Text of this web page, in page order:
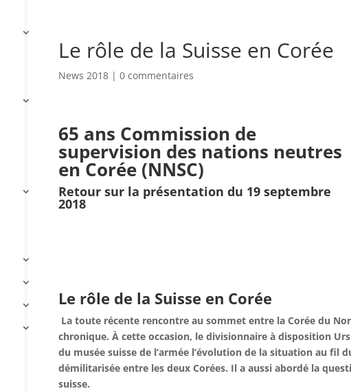
Le rôle de la Suisse en Corée
News 2018 |0 commentaires
65 ans Commission de
supervision des nations neutres
en Corée (NNSC)
Retour sur la présentation du 19 septembre
2018
Le rôle de la Suisse en Corée
La toute récente rencontre au sommet entre la Corée du
chronique. À cette occasion, le divisionnaire à disposition
du musée suisse de l’armée l’évolution de la situation au fil
démilitarisée entre les deux Corées. Il a aussi abordé la
suisse.